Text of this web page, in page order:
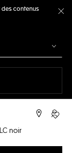
des contenus
noir